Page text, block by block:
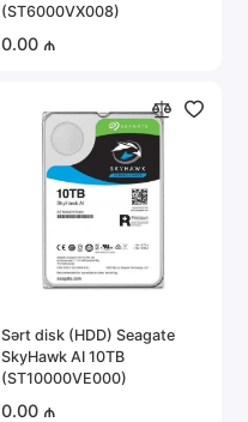
(ST6000VX008)
0.00 ₼
Sərt disk (HDD) Seagate
SkyHawk AI 10TB
(ST10000VE000)
0.00 ₼